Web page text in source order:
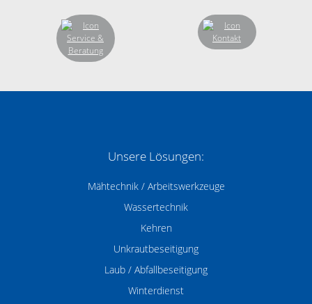
Unsere Lösungen:
Mähtechnik / Arbeitswerkzeuge
Wassertechnik
Kehren
Unkrautbeseitigung
Laub / Abfallbeseitigung
Winterdienst